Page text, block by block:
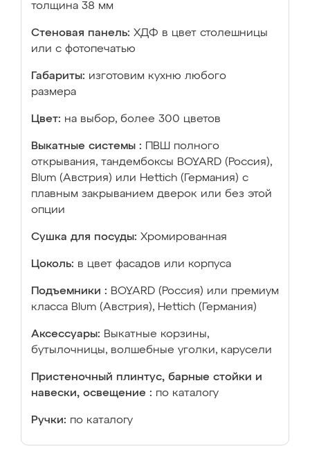
толщина 38 мм
Стеновая панель: ХДФ в цвет столешницы
или с фотопечатью
Габариты: изготовим кухню любого
размера
Цвет: на выбор, более 300 цветов
Выкатные системы :
ПВШ полного
открывания, тандембоксы BOYARD (Россия),
Blum (Австрия) или Hettich (Германия) с
плавным закрыванием дверок или без этой
опции
Сушка для посуды: Хромированная
Цоколь: в цвет фасадов или корпуса
Подъемники : BOYARD (Россия) или премиум
класса Blum (Австрия), Hettich (Германия)
Аксессуары: Выкатные корзины,
бутылочницы, волшебные уголки, карусели
Пристеночный плинтус, барные стойки и
навески, освещение : по каталогу
Ручки: по каталогу